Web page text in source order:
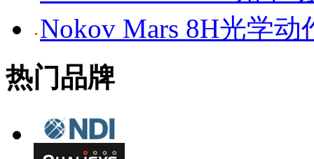
Nokov Mars 8H光学动
热门品牌